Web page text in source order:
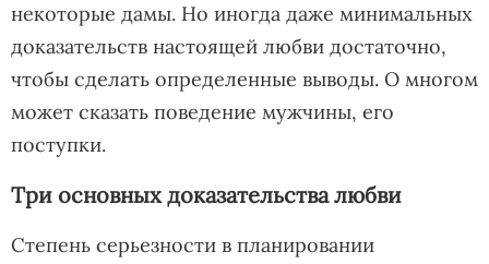
некоторые дамы. Но иногда даже минимальных
доказательств настоящей любви достаточно,
чтобы сделать определенные выводы. О многом
может сказать поведение мужчины, его
поступки.
Три основных доказательства любви
Степень серьезности в планировании